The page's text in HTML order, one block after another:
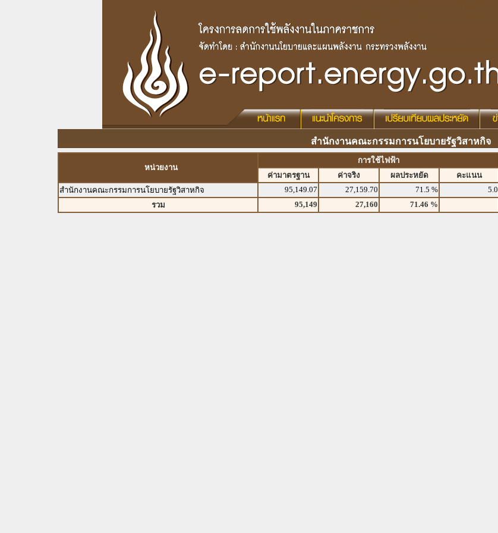
สำนักงานคณะกรรมการนโยบายรัฐวิสาหกิจ
หน่วยงาน
การใช้ไฟฟ้า
ค่ามาตรฐาน
ค่าจริง ผลประหยัด คะแนน
สำนักงานคณะกรรมการนโยบายรัฐวิสาหกิจ
95,149.07 27,159.70 71.5 % 5.0
รวม
95,149 27,160 71.46 %